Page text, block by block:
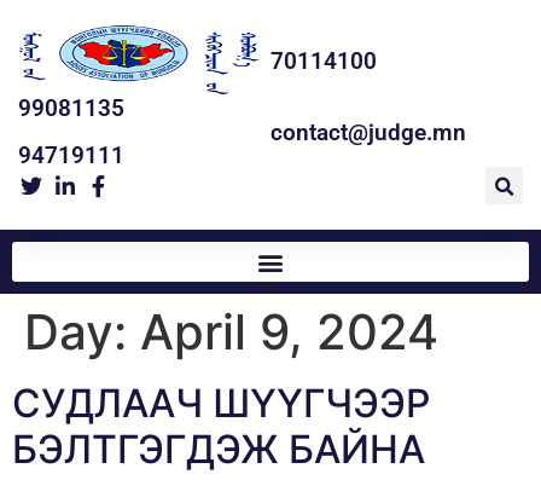
70114100
99081135
94719111
contact@judge.mn
Day: April 9, 2024
СУДЛААЧ ШҮҮГЧЭЭР
БЭЛТГЭГДЭЖ БАЙНА